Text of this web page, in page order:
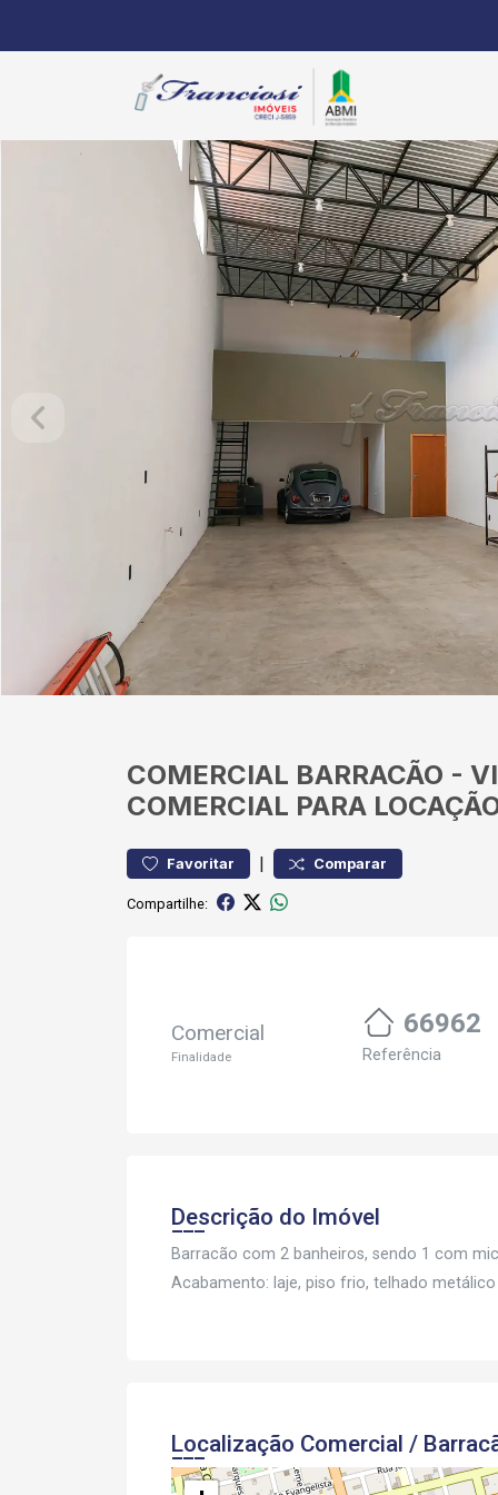
COMERCIAL BARRACÃO -
COMERCIAL PARA
Favoritar | Comparar
Compartilhe:
Comercial
Finalidade
66962
Referência
Descrição do Imóvel
Barracão com 2 banheiros, sendo 1 com
Acabamento: laje, piso frio, telhado
Localização Comercial /